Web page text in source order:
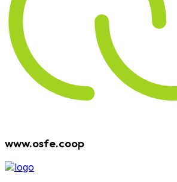
www.osfe.coop